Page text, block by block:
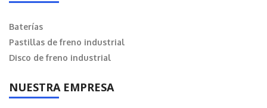
Baterías
Pastillas de freno industrial
Disco de freno industrial
NUESTRA EMPRESA